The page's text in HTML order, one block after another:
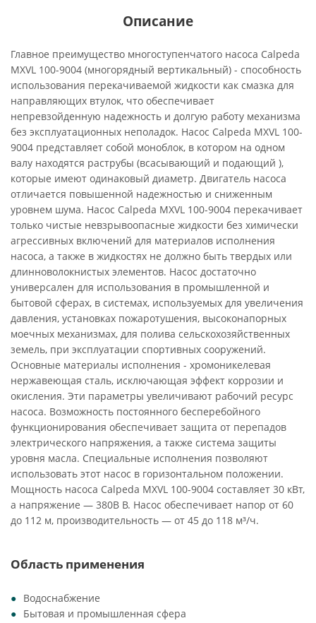
Описание
Главное преимущество многоступенчатого насоса Calpeda
MXVL 100-9004 (многорядный вертикальный) - способность
использования перекачиваемой жидкости как смазка для
направляющих втулок, что обеспечивает
непревзойденную надежность и долгую работу механизма
без эксплуатационных неполадок. Насос Calpeda MXVL 100-
9004 представляет собой моноблок, в котором на одном
валу находятся раструбы (всасывающий и подающий ),
которые имеют одинаковый диаметр. Двигатель насоса
отличается повышенной надежностью и сниженным
уровнем шума. Насос Calpeda MXVL 100-9004 перекачивает
только чистые невзрывоопасные жидкости без химически
агрессивных включений для материалов исполнения
насоса, а также в жидкостях не должно быть твердых или
длинноволокнистых элементов. Насос достаточно
универсален для использования в промышленной и
бытовой сферах, в системах, используемых для увеличения
давления, установках пожаротушения, высоконапорных
моечных механизмах, для полива сельскохозяйственных
земель, при эксплуатации спортивных сооружений.
Основные материалы исполнения - хромоникелевая
нержавеющая сталь, исключающая эффект коррозии и
окисления. Эти параметры увеличивают рабочий ресурс
насоса. Возможность постоянного бесперебойного
функционирования обеспечивает защита от перепадов
электрического напряжения, а также система защиты
уровня масла. Специальные исполнения позволяют
использовать этот насос в горизонтальном положении.
Мощность насоса Calpeda MXVL 100-9004 составляет 30 кВт,
а напряжение — 380В В. Насос обеспечивает напор от 60
до 112 м, производительность — от 45 до 118 м³/ч.
Область применения
Водоснабжение
Бытовая и промышленная сфера